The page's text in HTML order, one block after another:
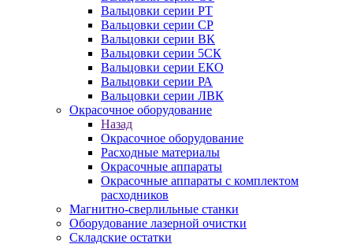
Вальцовки серии РТ
Вальцовки серии СР
Вальцовки серии ВК
Вальцовки серии 5СК
Вальцовки серии ЕКО
Вальцовки серии РА
Вальцовки серии ЛВК
Окрасочное оборудование
Назад
Окрасочное оборудование
Расходные материалы
Окрасочные аппараты
Окрасочные аппараты с комплектом
расходников
Магнитно-сверлильные станки
Оборудование лазерной очистки
Складские остатки